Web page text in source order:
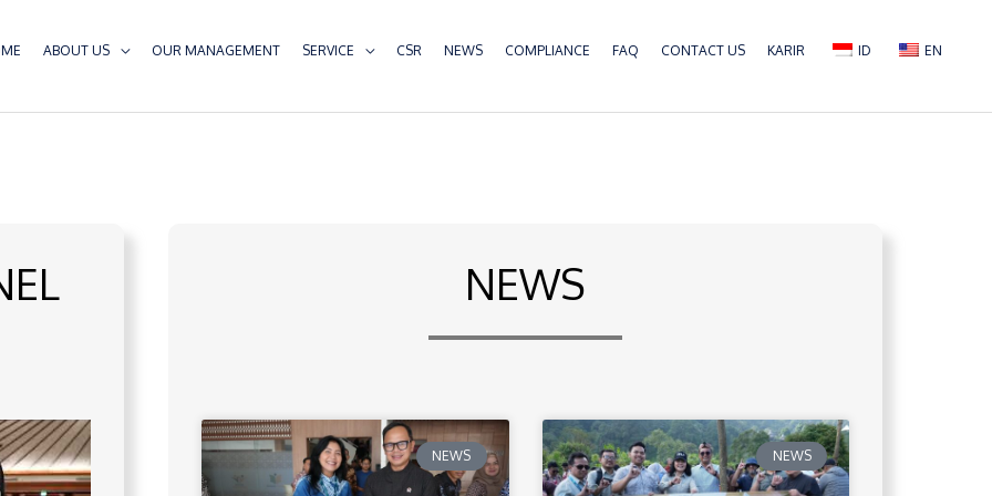
ABOUT US OUR MANAGEMENT SERVICE CSR NEWS COMPLIANCE FAQ CONTACT US KARIR ID EN
NEWS
NEWS NEWS